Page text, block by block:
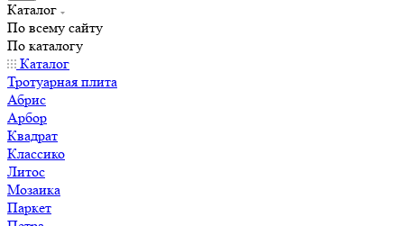
Каталог
По всему сайту
По каталогу
Каталог
Тротуарная плита
Абрис
Арбор
Квадрат
Классико
Литос
Мозаика
Паркет